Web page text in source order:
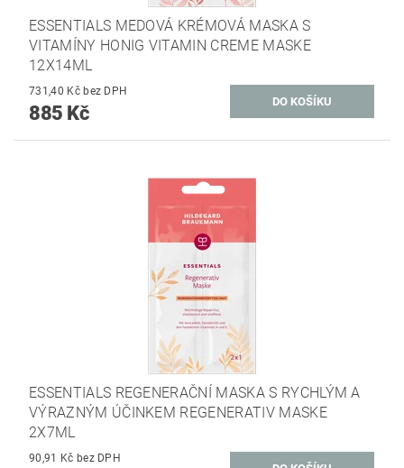
ESSENTIALS MEDOVÁ KRÉMOVÁ MASKA S
VITAMÍNY HONIG VITAMIN CREME MASKE
12X14ML
731,40 Kč bez DPH
885 Kč
ESSENTIALS REGENERAČNÍ MASKA S RYCHLÝM A
VÝRAZNÝM ÚČINKEM REGENERATIV MASKE
2X7ML
90,91 Kč bez DPH